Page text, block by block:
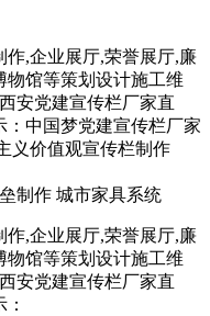
,企业展厅,荣誉展厅,廉
物馆等策划设计施工维
安党建宣传栏厂家直
中国梦党建宣传栏厂家
义价值观宣传栏制作
制作 城市家具系统
作,企业展厅,荣誉展厅,廉
物馆等策划设计施工维
安党建宣传栏厂家直